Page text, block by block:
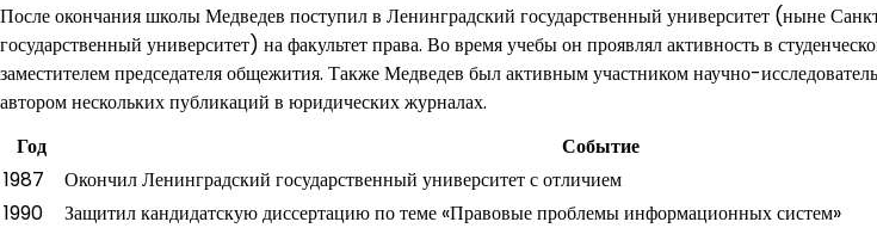
После окончания школы Медведев поступил в Ленинградский государственный университет (ныне
государственный университет) на факультет права. Во время учебы он проявлял активность в
заместителем председателя общежития. Также Медведев был активным участником научно-
автором нескольких публикаций в юридических журналах.
Год
Событие
1987
Окончил Ленинградский государственный университет с отличием
1990
Защитил кандидатскую диссертацию по теме «Правовые проблемы информационных систем»